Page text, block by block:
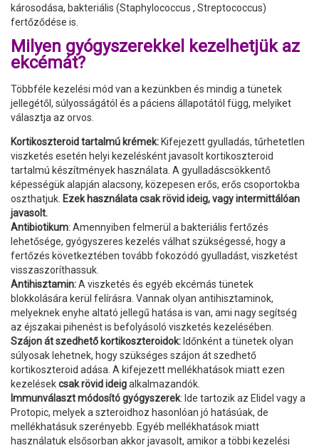
károsodása, bakteriális (Staphylococcus , Streptococcus)
fertőződése is.
Milyen gyógyszerekkel kezelhetjük az
ekcémát?
Többféle kezelési mód van a kezünkben és mindig a tünetek
jellegétől, súlyosságától és a páciens állapotától függ, melyiket
választja az orvos.
Kortikoszteroid tartalmú krémek: Kifejezett gyulladás, tűrhetetlen
viszketés esetén helyi kezelésként javasolt kortikoszteroid
tartalmú készítmények használata. A gyulladáscsökkentő
képességük alapján alacsony, közepesen erős, erős csoportokba
oszthatjuk. Ezek használata csak rövid ideig, vagy intermittálóan
javasolt.
Antibiotikum: Amennyiben felmerül a bakteriális fertőzés
lehetősége, gyógyszeres kezelés válhat szükségessé, hogy a
fertőzés következtében tovább fokozódó gyulladást, viszketést
visszaszoríthassuk.
Antihisztamin:A viszketés és egyéb ekcémás tünetek
blokkolására kerül felírásra. Vannak olyan antihisztaminok,
melyeknek enyhe altató jellegű hatása is van, ami nagy segítség
az éjszakai pihenést is befolyásoló viszketés kezelésében.
Szájon át szedhető kortikoszteroidok: Időnként a tünetek olyan
súlyosak lehetnek, hogy szükséges szájon át szedhető
kortikoszteroid adása. A kifejezett mellékhatások miatt ezen
kezelésekcsak rövid ideigalkalmazandók.
Immunválaszt módosító gyógyszerek: Ide tartozik az Elidel vagy a
Protopic, melyek a szteroidhoz hasonlóan jó hatásúak, de
mellékhatásuk szerényebb. Egyéb mellékhatások miatt
használatuk elsősorban akkor javasolt, amikor a többi kezelési